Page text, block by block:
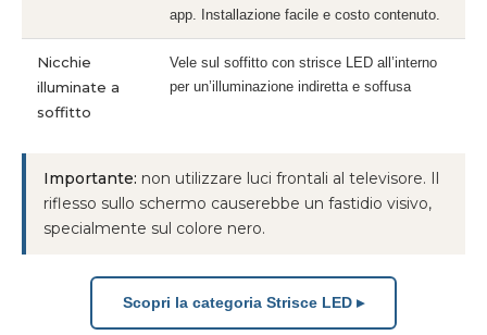
app. Installazione facile e costo contenuto.
Nicchie
illuminate a
soffitto
Vele sul soffitto con strisce LED all’interno
per un’illuminazione indiretta e soffusa
Importante: non utilizzare luci frontali al televisore. Il
riflesso sullo schermo causerebbe un fastidio visivo,
specialmente sul colore nero.
Scopri la categoria Strisce LED ▸